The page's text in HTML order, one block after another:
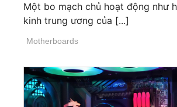
Một bo mạch chủ hoạt động như
kinh trung ương của [...]
Motherboards